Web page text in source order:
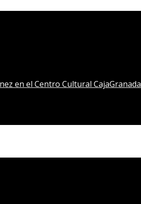
en el Centro Cultural CajaGranada